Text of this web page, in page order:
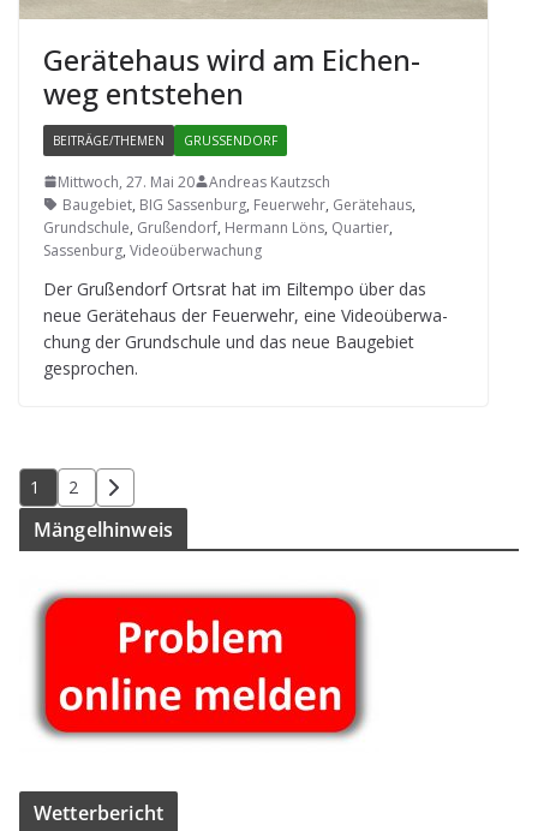
Gerä­te­haus wird am Eichen­
weg entstehen
BEITRÄGE/THEMEN GRUSSENDORF
Mittwoch, 27. Mai 20
Andreas Kautzsch
Baugebiet, BIG Sassenburg, Feuerwehr, Gerätehaus,
Grundschule, Grußendorf, Hermann Löns, Quartier,
Sassenburg, Videoüberwachung
Der Gru­ßen­dorf Orts­rat hat im Eil­tempo über das
neue Gerä­te­haus der Feu­er­wehr, eine Video­über­wa­
chung der Grund­schule und das neue Bau­ge­biet
gesprochen.
Seitennummerierung
der
Beiträge
1 2
Män­gel­hin­weis
Wet­ter­be­richt